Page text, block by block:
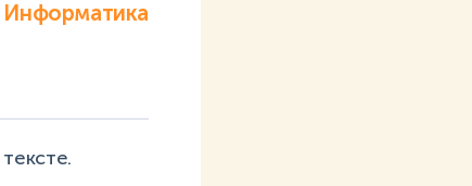
Информатика